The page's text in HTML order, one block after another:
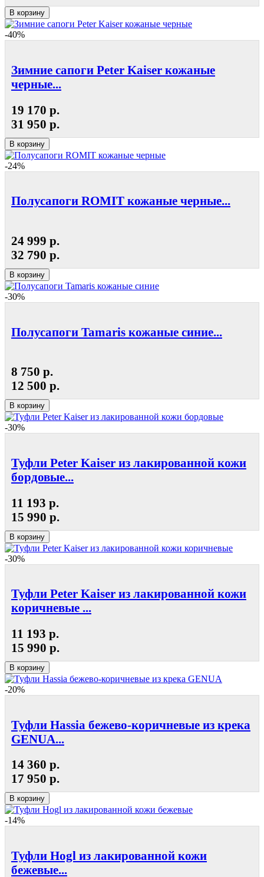
В корзину
-40%
Зимние сапоги Peter Kaiser кожаные
черные...
19 170 р.
31 950 р.
В корзину
-24%
Полусапоги ROMIT кожаные черные...
24 999 р.
32 790 р.
В корзину
-30%
Полусапоги Tamaris кожаные синие...
8 750 р.
12 500 р.
В корзину
-30%
Туфли Peter Kaiser из лакированной кожи
бордовые...
11 193 р.
15 990 р.
В корзину
-30%
Туфли Peter Kaiser из лакированной кожи
коричневые ...
11 193 р.
15 990 р.
В корзину
-20%
Туфли Hassia бежево-коричневые из крека
GENUA...
14 360 р.
17 950 р.
В корзину
-14%
Туфли Hogl из лакированной кожи
бежевые...